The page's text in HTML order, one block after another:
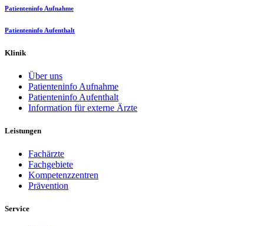
Patienteninfo Aufnahme
Patienteninfo Aufenthalt
Klinik
Über uns
Patienteninfo Aufnahme
Patienteninfo Aufenthalt
Information für externe Ärzte
Leistungen
Fachärzte
Fachgebiete
Kompetenzzentren
Prävention
Service